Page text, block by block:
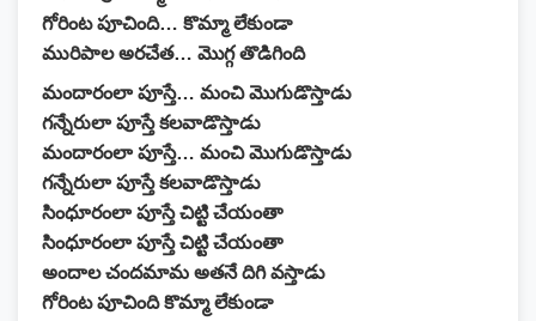
గోరింట పూచింది… కొమ్మా లేకుండా
మురిపాల అరచేత… మొగ్గ తొడిగింది
మందారంలా పూస్తే… మంచి మొగుడొస్తాడు
గన్నేరులా పూస్తే కలవాడొస్తాడు
మందారంలా పూస్తే… మంచి మొగుడొస్తాడు
గన్నేరులా పూస్తే కలవాడొస్తాడు
సింధూరంలా పూస్తే చిట్టి చేయంతా
సింధూరంలా పూస్తే చిట్టి చేయంతా
అందాల చందమామ అతనే దిగి వస్తాడు
గోరింట పూచింది కొమ్మా లేకుండా